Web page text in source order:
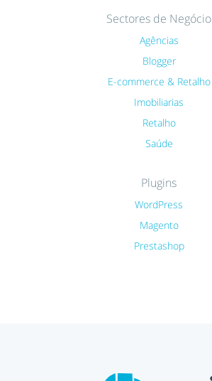
Sectores de Negócio
Agências
Blogger
E-commerce & Retalho
Imobiliarias
Retalho
Saúde
Plugins
WordPress
Magento
Prestashop